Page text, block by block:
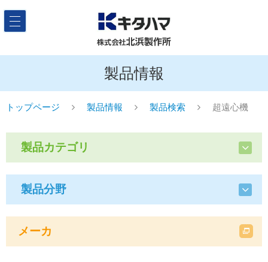
製品情報
トップページ 製品情報 製品検索 超遠心機
製品カテゴリ
製品分野
メーカ